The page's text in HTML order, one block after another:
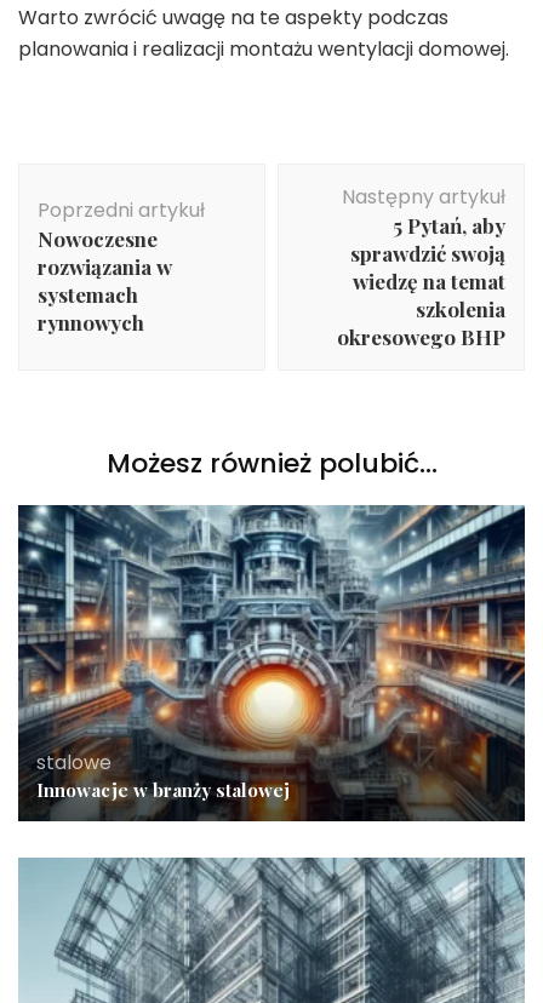
Warto zwrócić uwagę na te aspekty podczas
planowania i realizacji montażu wentylacji domowej.
wpisu
Poprzedni artykuł
Nowoczesne
rozwiązania w
systemach
rynnowych
Następny artykuł
5 Pytań, aby
sprawdzić swoją
wiedzę na temat
szkolenia
okresowego BHP
Możesz również polubić…
stalowe
Innowacje w branży stalowej